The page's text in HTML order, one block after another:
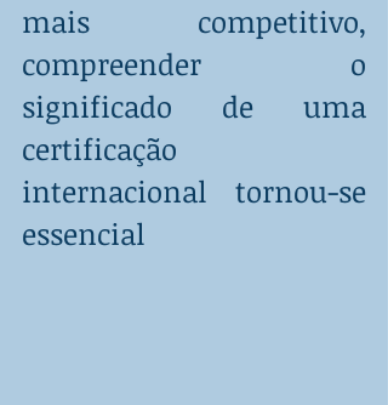
mais competitivo,
compreender o
significado de uma
certificação
internacional tornou-se
essencial